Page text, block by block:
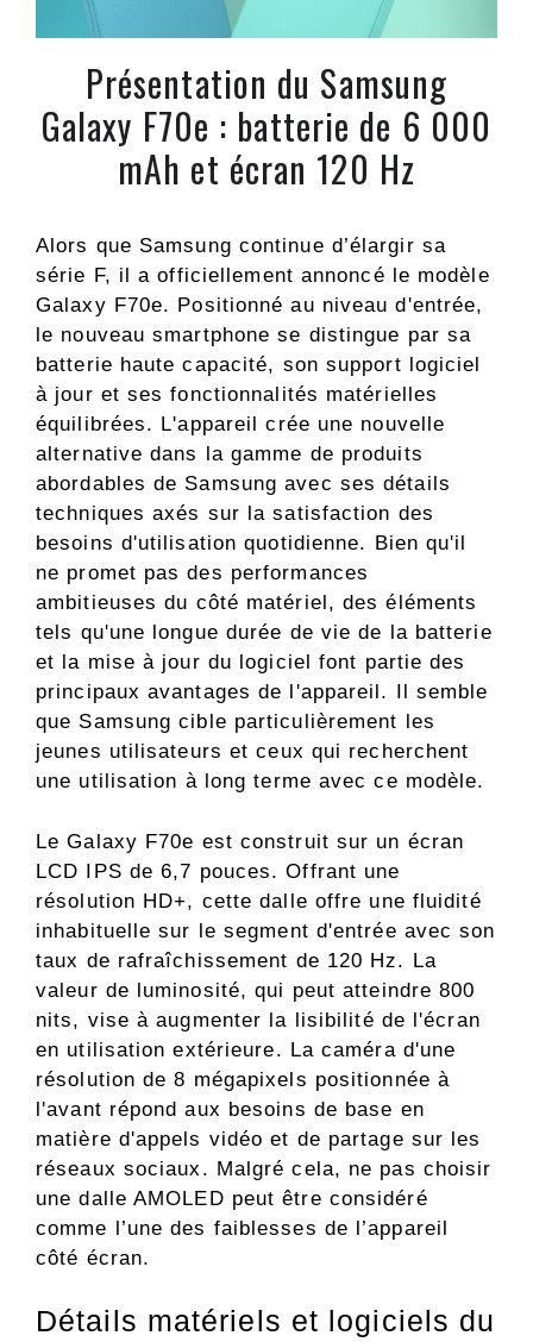
Présentation du Samsung
Galaxy F70e : batterie de 6 000
mAh et écran 120 Hz
Alors que Samsung continue d’élargir sa
série F, il a officiellement annoncé le modèle
Galaxy F70e. Positionné au niveau d'entrée,
le nouveau smartphone se distingue par sa
batterie haute capacité, son support logiciel
à jour et ses fonctionnalités matérielles
équilibrées. L'appareil crée une nouvelle
alternative dans la gamme de produits
abordables de Samsung avec ses détails
techniques axés sur la satisfaction des
besoins d'utilisation quotidienne. Bien qu'il
ne promet pas des performances
ambitieuses du côté matériel, des éléments
tels qu'une longue durée de vie de la batterie
et la mise à jour du logiciel font partie des
principaux avantages de l'appareil. Il semble
que Samsung cible particulièrement les
jeunes utilisateurs et ceux qui recherchent
une utilisation à long terme avec ce modèle.
Le Galaxy F70e est construit sur un écran
LCD IPS de 6,7 pouces. Offrant une
résolution HD+, cette dalle offre une fluidité
inhabituelle sur le segment d'entrée avec son
taux de rafraîchissement de 120 Hz. La
valeur de luminosité, qui peut atteindre 800
nits, vise à augmenter la lisibilité de l'écran
en utilisation extérieure. La caméra d'une
résolution de 8 mégapixels positionnée à
l'avant répond aux besoins de base en
matière d'appels vidéo et de partage sur les
réseaux sociaux. Malgré cela, ne pas choisir
une dalle AMOLED peut être considéré
comme l’une des faiblesses de l’appareil
côté écran.
Détails matériels et logiciels du